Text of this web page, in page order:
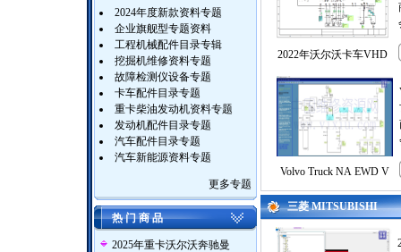
2024年度新款资料专题
企业旗舰型专题资料
工程机械配件目录专辑
挖掘机维修资料专题
故障检测仪设备专题
卡车配件目录专题
重卡柴油发动机资料专题
发动机配件目录专题
汽车配件目录专题
汽车新能源资料专题
更多专题
热 门 商 品
2025年重卡沃尔沃奔驰曼
2022年沃尔沃卡车VHD
Volvo Truck NA EWD V
三菱 MITSUBISHI